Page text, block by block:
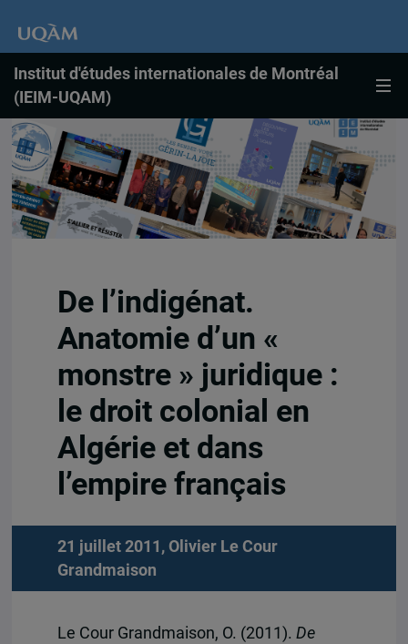
Institut d'études internationales de Montréal
(IEIM-UQAM)
De l’indigénat.
Anatomie d’un «
monstre » juridique :
le droit colonial en
Algérie et dans
l’empire français
21 juillet 2011, Olivier Le Cour
Grandmaison
Le Cour Grandmaison, O. (2011). De